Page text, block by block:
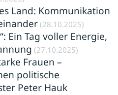
Land: Kommunikation
(28.10.2025)
Ein Tag voller Energie,
(27.10.2025)
Frauen –
politische
Peter Hauk